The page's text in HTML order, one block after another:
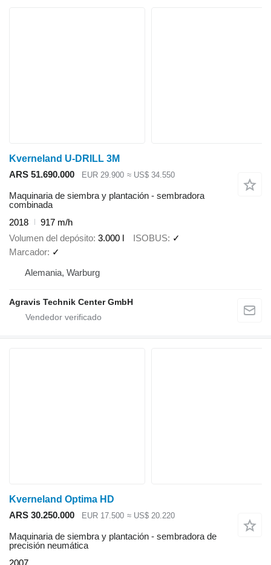
Kverneland U-DRILL 3M
ARS 51.690.000
EUR 29.900 ≈ US$ 34.550
Maquinaria de siembra y plantación - sembradora
combinada
2018
917 m/h
Volumen del depósito 3.000 l ISOBUS ✓
Marcador ✓
Alemania, Warburg
Agravis Technik Center GmbH
Kverneland Optima HD
ARS 30.250.000
EUR 17.500 ≈ US$ 20.220
Maquinaria de siembra y plantación - sembradora de
precisión neumática
2007